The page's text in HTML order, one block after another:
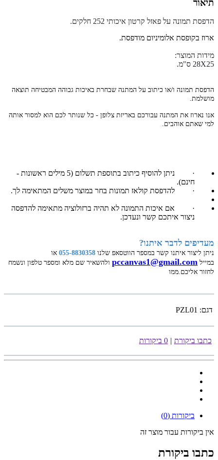
תיאור
הדפסת תמונה על פאזל קרטון איכותי 252 חלקים.
ארוז בקופסת אלומיניום מודפסת.
מידות המוצר:
28X25 ס"מ.
הדפסת תמונה ו/או כיתוב על המתנה שבחרת באיכות גבוהה המבטיחה תוצאה
מושלמת.
אנו נארוז את המתנה עבורכם באריזת צלופן - כל שנותר לכם הוא למסור אותה
למי שאתם אוהבים.
·
ניתן להוסיף כיתוב בתוספת תשלום (5 מילים ראשונות -
חינם).
·
להדפסת קולאז תמונות בחר במוצר משלים המתאימה לך.
·
אם איכות התמונה לא תהיה ברזולוציה מתאימה להדפסה
ניצור איתכם קשר ונעדכן.
מעדיפים לדבר איתנו?
ניתן ליצור איתנו קשר במספר הווטסאפ שלנו 055-8830358 או
במייל pccanvas1@gmail.com ולהשאיר שם מלא ומספר טלפון ונשמח
לחזור אליכם.ממו
דגם: PZL01
כתבו ביקורת | 0 ביקורות
ביקורות (0)
אין ביקורות עבור מוצר זה
כתבו ביקורת